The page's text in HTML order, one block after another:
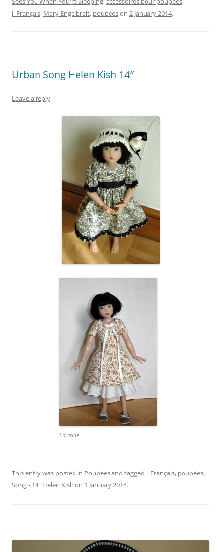
l_Français, Mary Engelbreit, poupéeson 2 January 2014.
Urban Song Helen Kish 14″
Leave a reply
La robe
This entry was posted in Poupéesand tagged l_Français, poupées,
Song - 14" Helen Kish on 1 January 2014.